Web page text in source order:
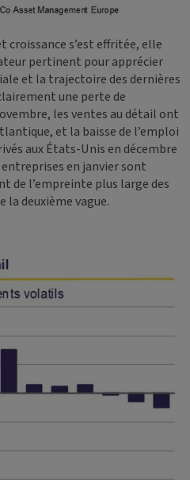
s’est effritée, elle
pertinent pour apprécier
et la trajectoire des dernières
une perte de
les ventes au détail ont
et la baisse de l’emploi
aux États-Unis en décembre
en janvier sont
de l’empreinte plus large des
la deuxième vague.